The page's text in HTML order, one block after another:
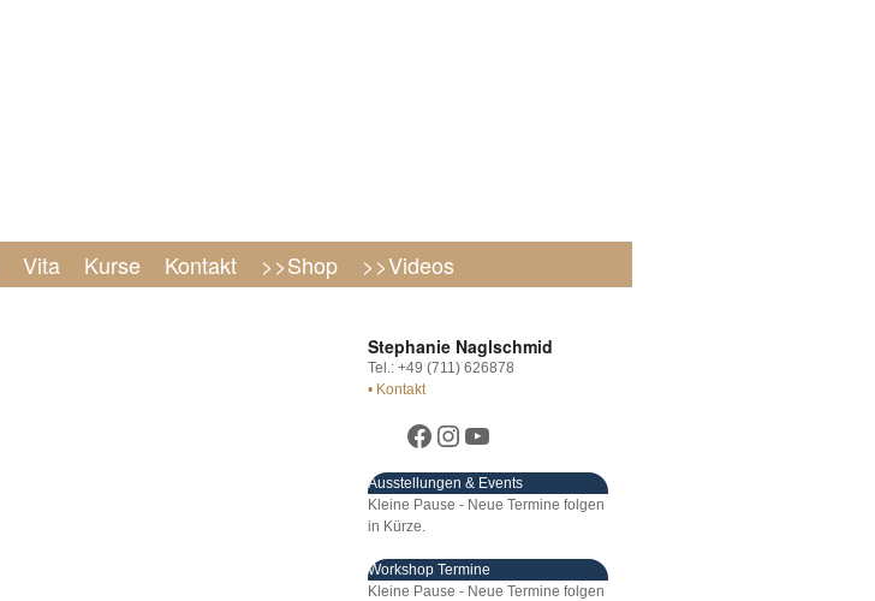
Vita Kurse Kontakt >>Shop >>Videos
Stephanie Naglschmid
Tel.: +49 (711) 626878
• Kontakt
Ausstellungen & Events
Kleine Pause - Neue Termine folgen
in Kürze.
Workshop Termine
Kleine Pause - Neue Termine folgen